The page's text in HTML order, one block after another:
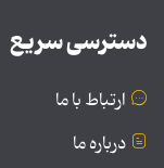
دسترسی سریع
ارتباط با ما
درباره ما